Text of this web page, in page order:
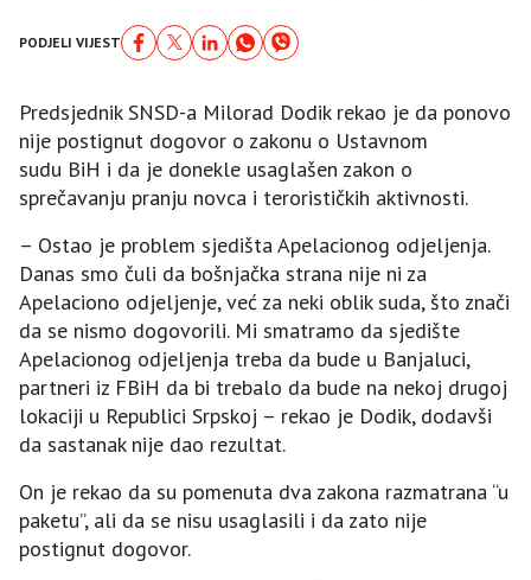
PODJELI VIJEST
Predsjednik SNSD-a Milorad Dodik rekao je da ponovo
nije postignut dogovor o zakonu o Ustavnom
sudu BiH i da je donekle usaglašen zakon o
sprečavanju pranju novca i terorističkih aktivnosti.
– Ostao je problem sjedišta Apelacionog odjeljenja.
Danas smo čuli da bošnjačka strana nije ni za
Apelaciono odjeljenje, već za neki oblik suda, što znači
da se nismo dogovorili. Mi smatramo da sjedište
Apelacionog odjeljenja treba da bude u Banjaluci,
partneri iz FBiH da bi trebalo da bude na nekoj drugoj
lokaciji u Republici Srpskoj – rekao je Dodik, dodavši
da sastanak nije dao rezultat.
On je rekao da su pomenuta dva zakona razmatrana “u
paketu”, ali da se nisu usaglasili i da zato nije
postignut dogovor.